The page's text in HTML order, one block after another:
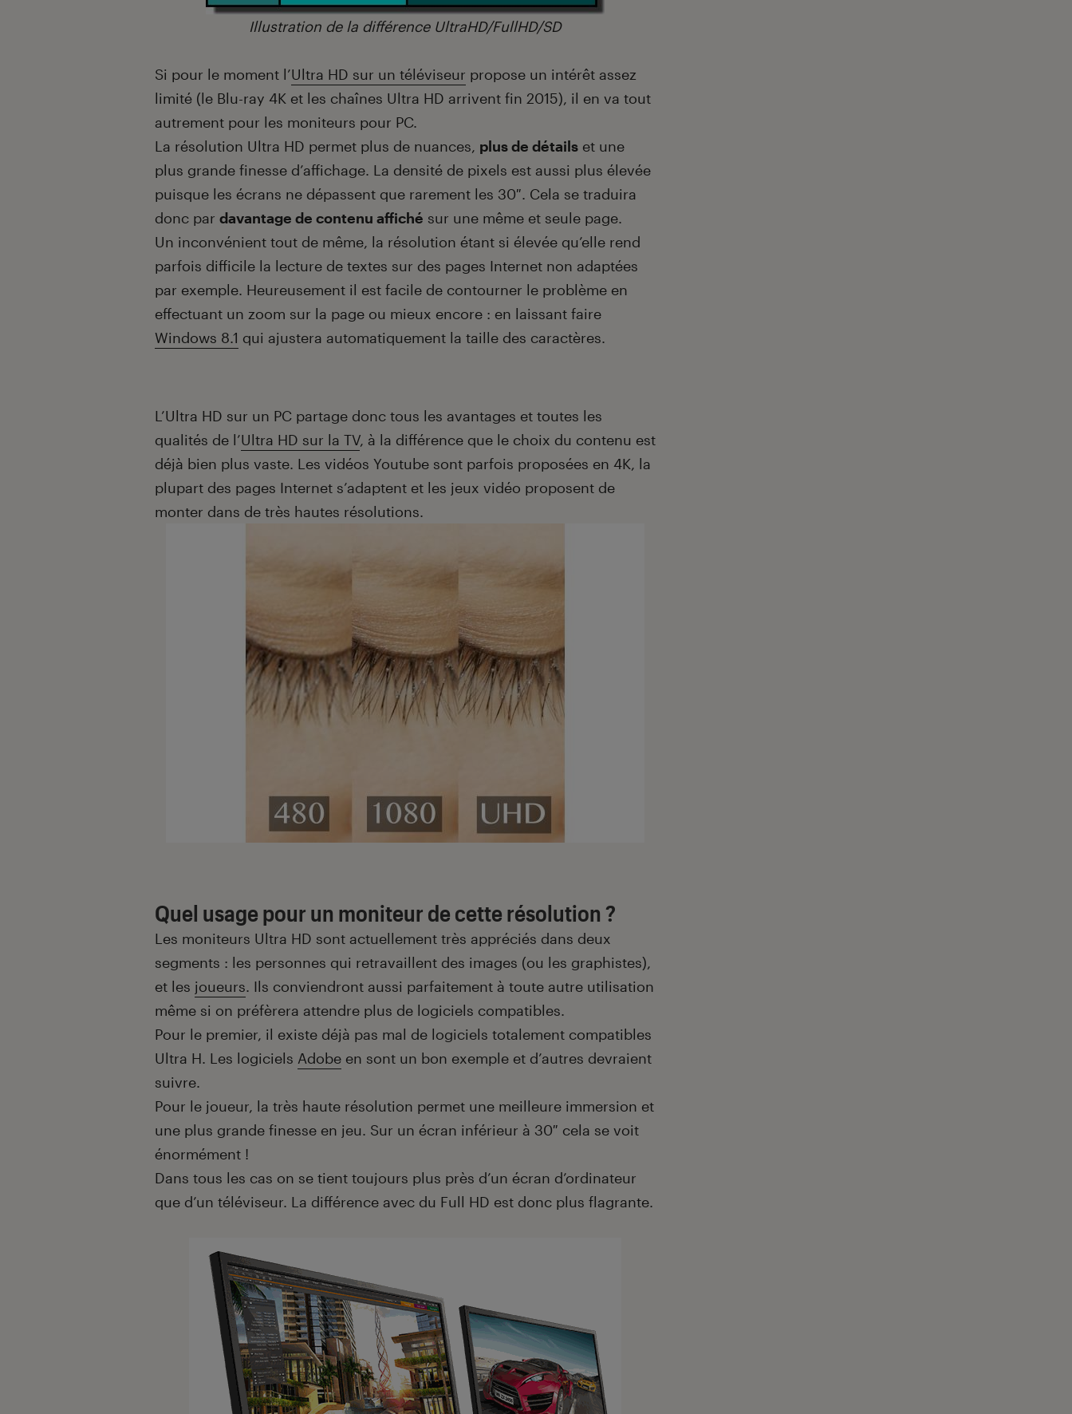
Illustration de la différence UltraHD/FullHD/SD
Si pour le moment l’Ultra HD sur un téléviseur propose un intérêt assez
limité (le Blu-ray 4K et les chaînes Ultra HD arrivent fin 2015), il en va tout
autrement pour les moniteurs pour PC.
La résolution Ultra HD permet plus de nuances, plus de détails et une
plus grande finesse d’affichage. La densité de pixels est aussi plus élevée
puisque les écrans ne dépassent que rarement les 30″. Cela se traduira
donc par davantage de contenu affiché sur une même et seule page.
Un inconvénient tout de même, la résolution étant si élevée qu’elle rend
parfois difficile la lecture de textes sur des pages Internet non adaptées
par exemple. Heureusement il est facile de contourner le problème en
effectuant un zoom sur la page ou mieux encore : en laissant faire
Windows 8.1 qui ajustera automatiquement la taille des caractères.
L’Ultra HD sur un PC partage donc tous les avantages et toutes les
qualités de l’Ultra HD sur la TV, à la différence que le choix du contenu est
déjà bien plus vaste. Les vidéos Youtube sont parfois proposées en 4K, la
plupart des pages Internet s’adaptent et les jeux vidéo proposent de
monter dans de très hautes résolutions.
Quel usage pour un moniteur de cette résolution ?
Les moniteurs Ultra HD sont actuellement très appréciés dans deux
segments : les personnes qui retravaillent des images (ou les graphistes),
et les joueurs. Ils conviendront aussi parfaitement à toute autre utilisation
même si on préfèrera attendre plus de logiciels compatibles.
Pour le premier, il existe déjà pas mal de logiciels totalement compatibles
Ultra H. Les logiciels Adobe en sont un bon exemple et d’autres devraient
suivre.
Pour le joueur, la très haute résolution permet une meilleure immersion et
une plus grande finesse en jeu. Sur un écran inférieur à 30″ cela se voit
énormément !
Dans tous les cas on se tient toujours plus près d’un écran d’ordinateur
que d’un téléviseur. La différence avec du Full HD est donc plus flagrante.